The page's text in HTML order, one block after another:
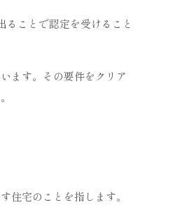
ることで認定を受けること
ます。その要件をクリア
住宅のことを指します。